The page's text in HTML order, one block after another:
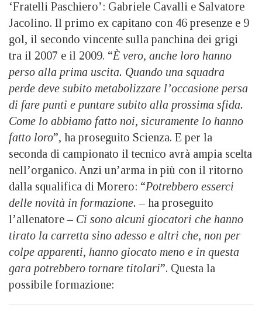
‘Fratelli Paschiero’: Gabriele Cavalli e Salvatore
Jacolino. Il primo ex capitano con 46 presenze e 9
gol, il secondo vincente sulla panchina dei grigi
tra il 2007 e il 2009. “È vero, anche loro hanno
perso alla prima uscita. Quando una squadra
perde deve subito metabolizzare l’occasione persa
di fare punti e puntare subito alla prossima sfida.
Come lo abbiamo fatto noi, sicuramente lo hanno
fatto loro”, ha proseguito Scienza. E per la
seconda di campionato il tecnico avrà ampia scelta
nell’organico. Anzi un’arma in più con il ritorno
dalla squalifica di Morero: “Potrebbero esserci
delle novità in formazione. – ha proseguito
l’allenatore – Ci sono alcuni giocatori che hanno
tirato la carretta sino adesso e altri che, non per
colpe apparenti, hanno giocato meno e in questa
gara potrebbero tornare titolari”. Questa la
possibile formazione: